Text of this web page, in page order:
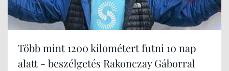
Több mint 1200 kilométert futni 10 nap
alatt - beszélgetés Rakonczay Gáborral